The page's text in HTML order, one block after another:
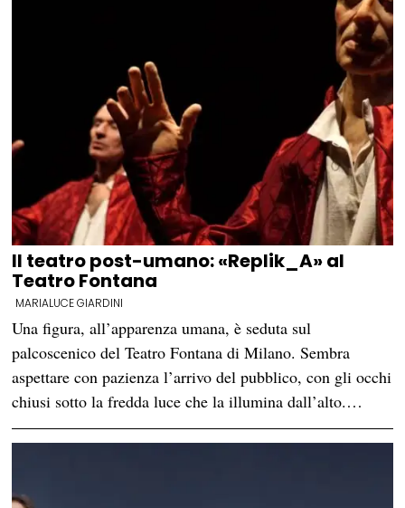
Il teatro post-umano: «Replik_A» al
Teatro Fontana
MARIALUCE GIARDINI
Una figura, all’apparenza umana, è seduta sul
palcoscenico del Teatro Fontana di Milano. Sembra
aspettare con pazienza l’arrivo del pubblico, con gli occhi
chiusi sotto la fredda luce che la illumina dall’alto.…